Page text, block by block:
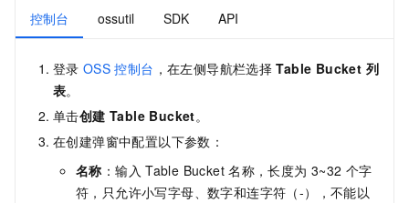
控制台 ossutil SDK API
登录 OSS 控制台 ，在左侧导航栏选择 Table Bucket 列
表。
单击创建 Table Bucket。
在创建弹窗中配置以下参数：
名称 ：输入 Table Bucket 名称，长度为 3~32 个字
符，只允许小写字母、数字和连字符（-），不能以